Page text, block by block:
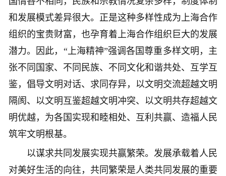
和发展模式差异很大。正是这种多样性成为上海合作
组织的宝贵财富，也孕育着上海合作组织巨大的发展
潜力。因此，“上海精神”强调各国尊重多样文明，主
张不同国家、不同民族、不同文化和谐共处、互学互
鉴，倡导文明对话、求同存异，以文明交流超越文明
隔阂、以文明互鉴超越文明冲突、以文明共存超越文
明优越，为各国实现和睦相处、互利共赢、造福人民
筑牢文明根基。
以谋求共同发展实现共赢繁荣。发展承载着人民
对美好生活的向往，共同繁荣是人类共同发展的重要